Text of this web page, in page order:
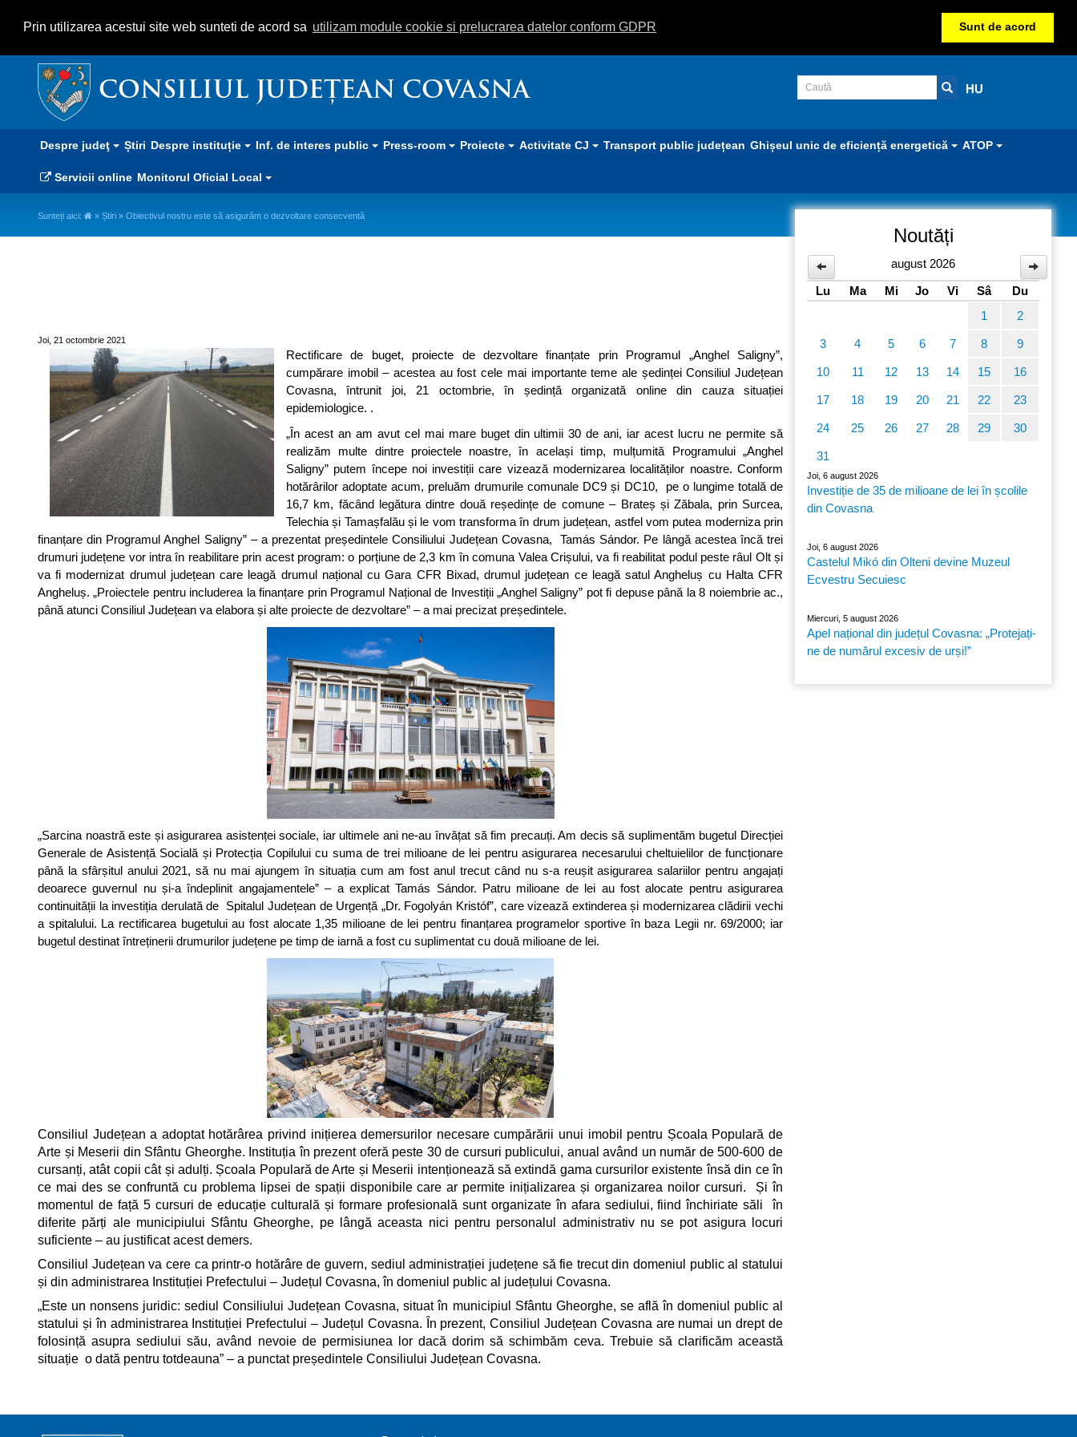
Prin utilizarea acestui site web sunteti de acord sa utilizam module cookie si prelucrarea datelor conform GDPR Sunt de acord
CONSILIUL JUDEȚEAN COVASNA HU
Despre judeţ Știri Despre instituție Inf. de interes public Press-room Proiecte Activitate CJ Transport public județean Ghișeul unic de eficiență energetică ATOP
Servicii online Monitorul Oficial Local
Sunteți aici: » Știri » Obiectivul nostru este să asigurăm o dezvoltare consecventă
Joi, 21 octombrie 2021
Rectificare de buget, proiecte de dezvoltare finanțate prin Programul „Anghel Saligny”,
cumpărare imobil – acestea au fost cele mai importante teme ale ședinței Consiliul Județean
Covasna, întrunit joi, 21 octombrie, în ședință organizată online din cauza situației
epidemiologice. .
„În acest an am avut cel mai mare buget din ultimii 30 de ani, iar acest lucru ne permite să
realizăm multe dintre proiectele noastre, în același timp, mulțumită Programului „Anghel
Saligny” putem începe noi investiții care vizează modernizarea localităților noastre. Conform
hotărârilor adoptate acum, preluăm drumurile comunale DC9 și DC10, pe o lungime totală de
16,7 km, făcând legătura dintre două reședințe de comune – Brateș și Zăbala, prin Surcea,
Telechia și Tamașfalău și le vom transforma în drum județean, astfel vom putea moderniza prin
finanțare din Programul Anghel Saligny” – a prezentat președintele Consiliului Județean Covasna, Tamás Sándor. Pe lângă acestea încă trei
drumuri județene vor intra în reabilitare prin acest program: o porțiune de 2,3 km în comuna Valea Crișului, va fi reabilitat podul peste râul Olt și
va fi modernizat drumul județean care leagă drumul național cu Gara CFR Bixad, drumul județean ce leagă satul Angheluș cu Halta CFR
Angheluș. „Proiectele pentru includerea la finanțare prin Programul Național de Investiții „Anghel Saligny” pot fi depuse până la 8 noiembrie ac.,
până atunci Consiliul Județean va elabora și alte proiecte de dezvoltare” – a mai precizat președintele.
„Sarcina noastră este și asigurarea asistenței sociale, iar ultimele ani ne-au învățat să fim precauți. Am decis să suplimentăm bugetul Direcției
Generale de Asistență Socială și Protecția Copilului cu suma de trei milioane de lei pentru asigurarea necesarului cheltuielilor de funcționare
până la sfârșitul anului 2021, să nu mai ajungem în situația cum am fost anul trecut când nu s-a reușit asigurarea salariilor pentru angajați
deoarece guvernul nu și-a îndeplinit angajamentele” – a explicat Tamás Sándor. Patru milioane de lei au fost alocate pentru asigurarea
continuității la investiția derulată de Spitalul Județean de Urgență „Dr. Fogolyán Kristóf”, care vizează extinderea și modernizarea clădirii vechi
a spitalului. La rectificarea bugetului au fost alocate 1,35 milioane de lei pentru finanțarea programelor sportive în baza Legii nr. 69/2000; iar
bugetul destinat întreținerii drumurilor județene pe timp de iarnă a fost cu suplimentat cu două milioane de lei.
Consiliul Județean a adoptat hotărârea privind inițierea demersurilor necesare cumpărării unui imobil pentru Școala Populară de
Arte și Meserii din Sfântu Gheorghe. Instituția în prezent oferă peste 30 de cursuri publicului, anual având un număr de 500-600 de
cursanți, atât copii cât și adulți. Școala Populară de Arte și Meserii intenționează să extindă gama cursurilor existente însă din ce în
ce mai des se confruntă cu problema lipsei de spații disponibile care ar permite inițializarea și organizarea noilor cursuri. Și în
momentul de față 5 cursuri de educație culturală și formare profesională sunt organizate în afara sediului, fiind închiriate săli în
diferite părți ale municipiului Sfântu Gheorghe, pe lângă aceasta nici pentru personalul administrativ nu se pot asigura locuri
suficiente – au justificat acest demers.
Consiliul Județean va cere ca printr-o hotărâre de guvern, sediul administrației județene să fie trecut din domeniul public al statului
și din administrarea Instituției Prefectului – Județul Covasna, în domeniul public al județului Covasna.
„Este un nonsens juridic: sediul Consiliului Județean Covasna, situat în municipiul Sfântu Gheorghe, se află în domeniul public al
statului și în administrarea Instituției Prefectului – Județul Covasna. În prezent, Consiliul Județean Covasna are numai un drept de
folosință asupra sediului său, având nevoie de permisiunea lor dacă dorim să schimbăm ceva. Trebuie să clarificăm această
situație o dată pentru totdeauna” – a punctat președintele Consiliului Județean Covasna.
Noutăți
august 2026
Lu
Ma Mi Jo Vi Sâ
Du
1
2
3 4 5 6 7 8 9
10 11 12 13 14 15 16
17 18 19 20 21 22 23
24 25 26 27 28 29 30
31
Joi, 6 august 2026
Investiție de 35 de milioane de lei în școlile
din Covasna
Joi, 6 august 2026
Castelul Mikó din Olteni devine Muzeul
Ecvestru Secuiesc
Miercuri, 5 august 2026
Apel național din județul Covasna: „Protejați-
ne de numărul excesiv de urși!”